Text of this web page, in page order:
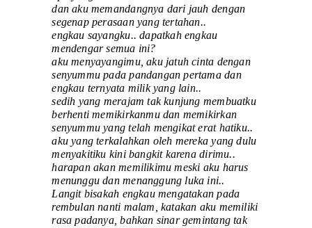
dan aku memandangnya dari jauh dengan
segenap perasaan yang tertahan..
engkau sayangku.. dapatkah engkau
mendengar semua ini?
aku menyayangimu, aku jatuh cinta dengan
senyummu pada pandangan pertama dan
engkau ternyata milik yang lain..
sedih yang merajam tak kunjung membuatku
berhenti memikirkanmu dan memikirkan
senyummu yang telah mengikat erat hatiku..
aku yang terkalahkan oleh mereka yang dulu
menyakitiku kini bangkit karena dirimu..
harapan akan memilikimu meski aku harus
menunggu dan menanggung luka ini..
Langit bisakah engkau mengatakan pada
rembulan nanti malam, katakan aku memiliki
rasa padanya, bahkan sinar gemintang tak